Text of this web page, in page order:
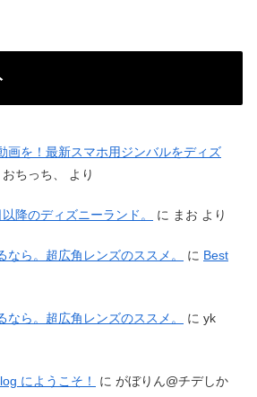
画を！最新スマホ用ジンバルをディズ
おちっち、 より
降のディズニーランド。 に まお より
ら。超広角レンズのススメ。 に Best
ら。超広角レンズのススメ。 に yk
にようこそ！ に がぼりん@チデしか